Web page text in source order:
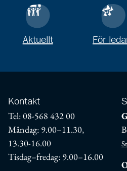
Aktuellt För
Kontakt
Tel: 08-568 432 00
Måndag: 9.00–11.30,
13.30-16.00
Tisdag–fredag: 9.00–16.00